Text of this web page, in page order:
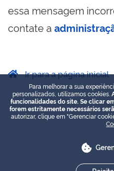
essa mensagem
contate a
Ir para a página inicial
Para melhorar a sua
personalizados, utilizamos cookies.
funcionalidades do site. Se clicar
forem estritamente necessários
autorizar, clique em "Gerenciar